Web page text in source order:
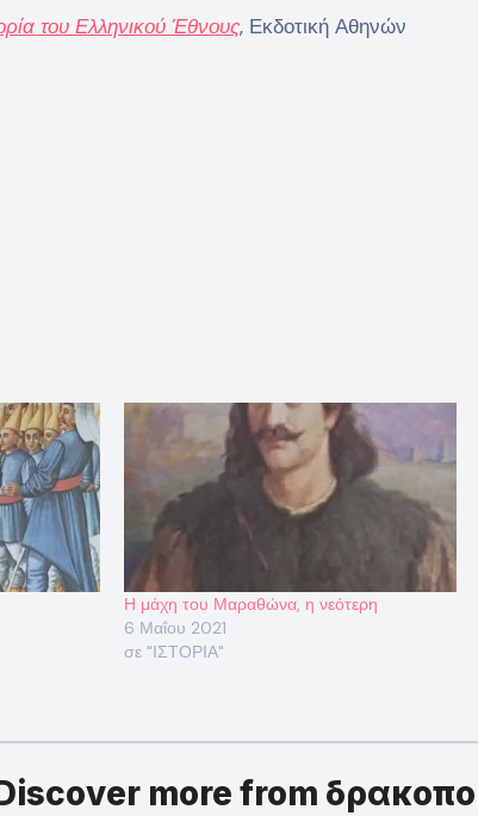
του Ελληνικού Έθνους, Εκδοτική Αθηνών
Η μάχη του Μαραθώνα, η νεότερη
6 Μαΐου 2021
σε "ΙΣΤΟΡΙΑ"
more from